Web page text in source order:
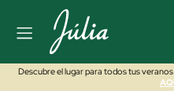
Descubre el lugar para todos tus